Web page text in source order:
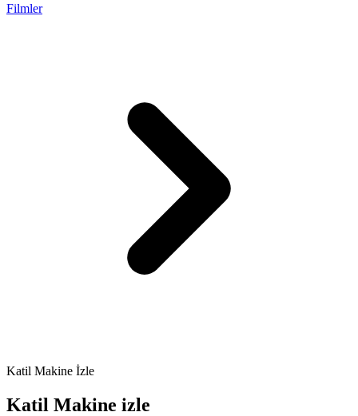
Filmler
Katil Makine İzle
Katil Makine izle